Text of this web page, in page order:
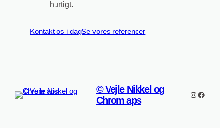
hurtigt.
Kontakt os i dagSe vores referencer
© Vejle Nikkel og
Chrom aps